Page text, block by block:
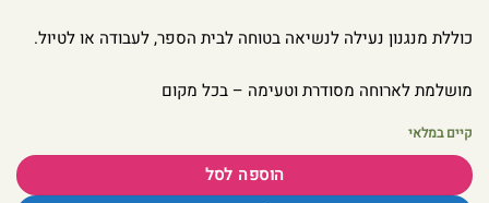
כוללת מנגנון נעילה לנשיאה בטוחה לבית הספר, לעבודה או לטיול.
מושלמת לארוחה מסודרת וטעימה – בכל מקום
קיים במלאי
הוספה לסל